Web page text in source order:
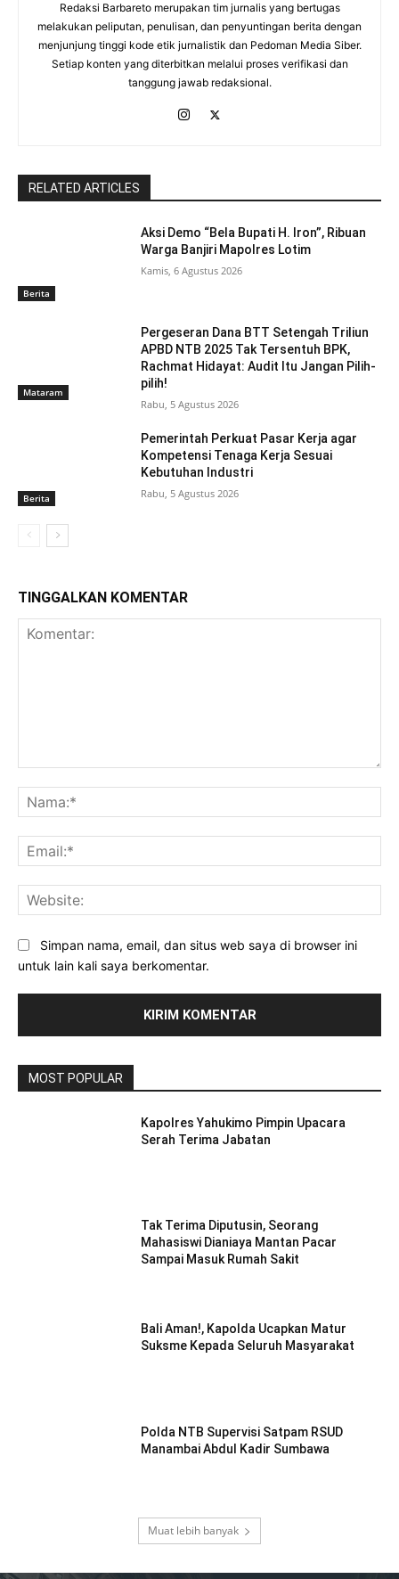
Redaksi Barbareto merupakan tim jurnalis yang bertugas
melakukan peliputan, penulisan, dan penyuntingan berita dengan
menjunjung tinggi kode etik jurnalistik dan Pedoman Media Siber.
Setiap konten yang diterbitkan melalui proses verifikasi dan
tanggung jawab redaksional.
RELATED ARTICLES
Berita
Aksi Demo “Bela Bupati H. Iron”, Ribuan
Warga Banjiri Mapolres Lotim
Kamis, 6 Agustus 2026
Mataram
Pergeseran Dana BTT Setengah Triliun
APBD NTB 2025 Tak Tersentuh BPK,
Rachmat Hidayat: Audit Itu Jangan Pilih-
pilih!
Rabu, 5 Agustus 2026
Berita
Pemerintah Perkuat Pasar Kerja agar
Kompetensi Tenaga Kerja Sesuai
Kebutuhan Industri
Rabu, 5 Agustus 2026
TINGGALKAN KOMENTAR
Simpan nama, email, dan situs web saya di browser ini
untuk lain kali saya berkomentar.
MOST POPULAR
Kapolres Yahukimo Pimpin Upacara
Serah Terima Jabatan
Tak Terima Diputusin, Seorang
Mahasiswi Dianiaya Mantan Pacar
Sampai Masuk Rumah Sakit
Bali Aman!, Kapolda Ucapkan Matur
Suksme Kepada Seluruh Masyarakat
Polda NTB Supervisi Satpam RSUD
Manambai Abdul Kadir Sumbawa
Muat lebih banyak